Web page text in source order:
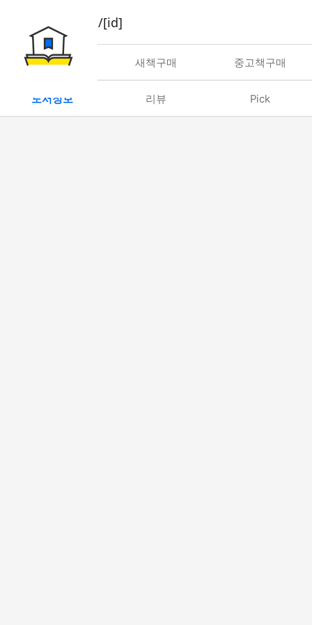
book/rent/[id]
대여 새책구매 중고책구매
도서정보 리뷰 Pick